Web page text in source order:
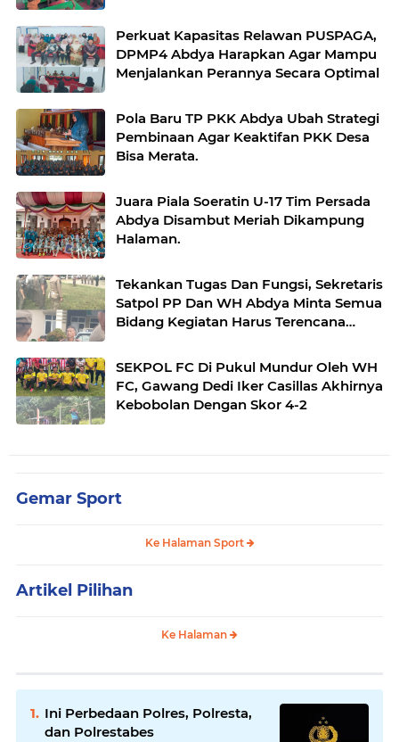
Perkuat Kapasitas Relawan PUSPAGA,
DPMP4 Abdya Harapkan Agar Mampu
Menjalankan Perannya Secara Optimal
Pola Baru TP PKK Abdya Ubah Strategi
Pembinaan Agar Keaktifan PKK Desa
Bisa Merata.
Juara Piala Soeratin U-17 Tim Persada
Abdya Disambut Meriah Dikampung
Halaman.
Tekankan Tugas Dan Fungsi, Sekretaris
Satpol PP Dan WH Abdya Minta Semua
Bidang Kegiatan Harus Terencana
SEKPOL FC Di Pukul Mundur Oleh WH
FC, Gawang Dedi Iker Casillas Akhirnya
Kebobolan Dengan Skor 4-2
Gemar Sport
Ke Halaman Sport
Artikel Pilihan
Ke Halaman
Ini Perbedaan Polres, Polresta,
dan Polrestabes